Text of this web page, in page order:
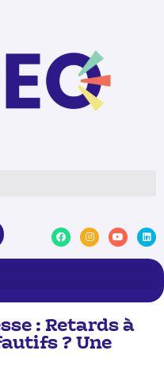
: Retards à
? Une